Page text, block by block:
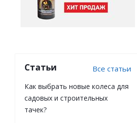
Статьи Все статьи
Как выбрать новые колеса для
садовых и строительных
тачек?